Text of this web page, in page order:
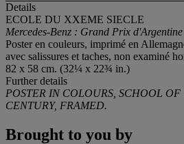
Details
ECOLE DU XXEME SIECLE
Mercedes-Benz : Grand Prix
Poster en couleurs, imprimé en
avec salissures et taches, non examiné
82 x 58 cm. (32¼ x 22¾ in.)
Further details
POSTER IN COLOURS, SCHOOL
CENTURY, FRAMED.
Brought to you by